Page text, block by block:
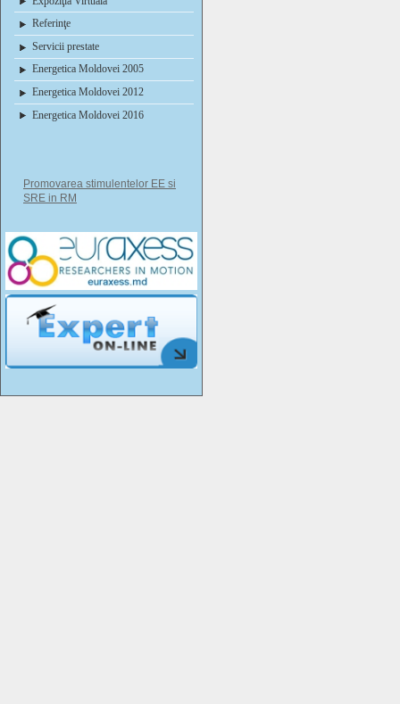
Referinţe
Servicii prestate
Energetica Moldovei 2005
Energetica Moldovei 2012
Energetica Moldovei 2016
Promovarea stimulentelor EE si
SRE in RM